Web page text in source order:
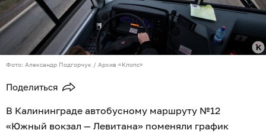
Фото: Александр Подгорчук / Архив «Клопс»
Поделиться
В Калининграде автобусному маршруту №12
«Южный вокзал — Левитана» поменяли график